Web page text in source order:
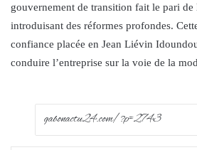
gouvernement de transition fait le pari
introduisant des réformes profondes.
confiance placée en Jean Liévin
conduire l’entreprise sur la voie de la